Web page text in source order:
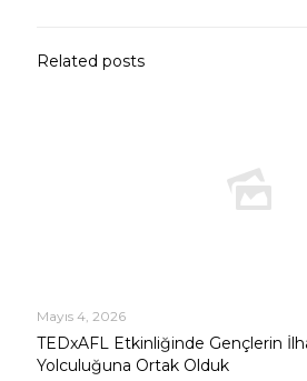
Related posts
Mayıs 4, 2026
TEDxAFL Etkinliğinde Gençlerin
Yolculuğuna Ortak Olduk